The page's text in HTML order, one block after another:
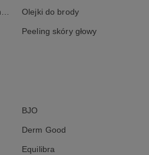
Olejek z drzewa herbacianego Olejki do brody
Peeling skóry głowy
BJO
Derm Good
Equilibra